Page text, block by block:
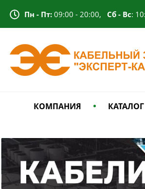
Пн - Пт: 09:00 - 20:00, Сб - Вс:
КОМПАНИЯ КАТАЛОГ